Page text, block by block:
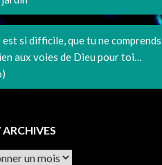
est si difficile, que tu ne comprends
aux voies de Dieu pour toi…